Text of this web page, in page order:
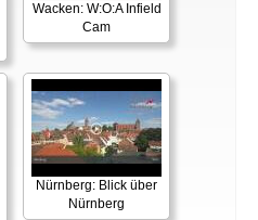
Wacken: W:O:A Infield
Cam
Nürnberg: Blick über
Nürnberg